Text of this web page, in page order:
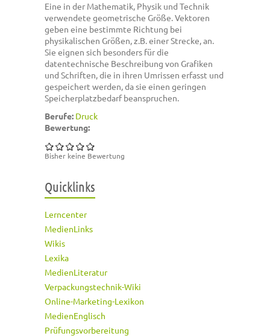
Eine in der Mathematik, Physik und Technik
verwendete geometrische Größe. Vektoren
geben eine bestimmte Richtung bei
physikalischen Größen, z.B. einer Strecke, an.
Sie eignen sich besonders für die
datentechnische Beschreibung von Grafiken
und Schriften, die in ihren Umrissen erfasst und
gespeichert werden, da sie einen geringen
Speicherplatzbedarf beanspruchen.
Berufe: Druck
Bewertung:
Bisher keine Bewertung
Quicklinks
Lerncenter
MedienLinks
Wikis
Lexika
MedienLiteratur
Verpackungstechnik-Wiki
Online-Marketing-Lexikon
MedienEnglisch
Prüfungsvorbereitung